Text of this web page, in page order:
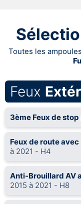
Toutes les
Feux
3ème Feux de stop
Feux de route
à 2021 - H4
Anti-Brouillard AV
2015 à 2021 - H8